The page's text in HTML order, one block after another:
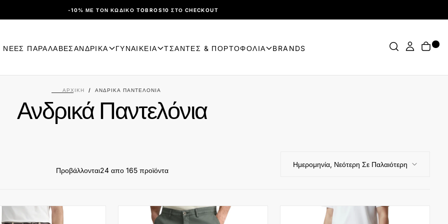
-10% ΜΕ ΤΟΝ ΚΩΔΙΚΌ TOBROS10 ΣΤΟ CHECKOUT
ΝΕΕΣ ΠΑΡΑΛΑΒΕΣΑΝΔΡΙΚΑ ΓΥΝΑΙΚΕΙΑ ΤΣΑΝΤΕΣ & ΠΟΡΤΟΦΟΛΙΑ BRANDS
ΑΡΧΙΚΉ / ΑΝΔΡΙΚΆ ΠΑΝΤΕΛΌΝΙΑ
Ανδρικά Παντελόνια
Ημερομηνία, Νεότερη Σε Παλαιότερη
Προβάλλονται24 απο 165 προϊόντα